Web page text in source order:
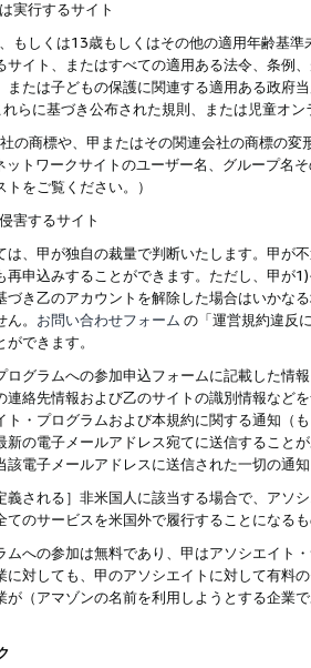
実行するサイト
もしくは13歳もしくはその他の適用年齢基
サイト、またはすべての適用ある法令、条例
または子どもの保護に関連する適用ある政府
らに基づき公布された規則、または児童オン
の商標や、甲またはその関連会社の商標の
ットワークサイトのユーザー名、グループ名
をご覧ください。）
害するサイト
は、甲が独自の裁量で判断いたします。甲が
再申込みすることができます。ただし、甲が
づき乙のアカウントを解除した場合はいかな
。 お問い合わせフォーム の「運営規約違反
できます。
ログラムへの参加申込フォームに記載した情
連絡先情報および乙のサイトの識別情報など
ト・プログラムおよび本規約に関する通知（
新の電子メールアドレス宛てに送信すること
該電子メールアドレスに送信された一切の通
義される］非米国人に該当する場合で、アソ
てのサービスを米国外で履行することになる
ムへの参加は無料であり、甲はアソシエイト
に対しても、甲のアソシエイトに対して有料
が（アマゾンの名前を利用しようとする企業